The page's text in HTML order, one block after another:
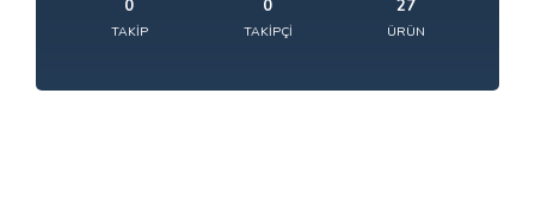
0
TAKIP
0
TAKIPÇI
27
ÜRÜN